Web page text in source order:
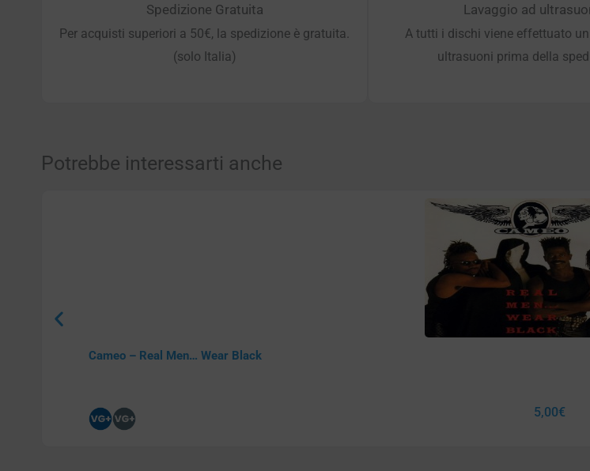
Spedizione Gratuita
Per acquisti superiori a 50€, la spedizione è gratuita.
(solo Italia)
Lavaggio ad
A tutti i dischi viene effettuato
ultrasuoni prima della
Potrebbe interessarti anche
Cameo – Real Men… Wear Black
5,00€